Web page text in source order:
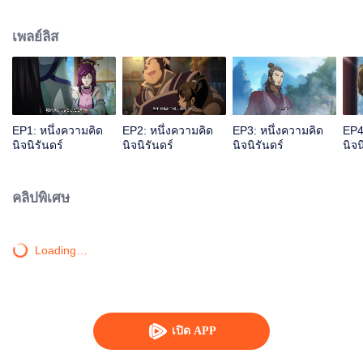
เปิด APP
เพลย์ลิส
EP1: หนึ่งความคิด
นิจนิรันดร์
EP2: หนึ่งความคิด
นิจนิรันดร์
EP3: หนึ่งความคิด
นิจนิรันดร์
นิจ
คลิปพิเศษ
Loading…